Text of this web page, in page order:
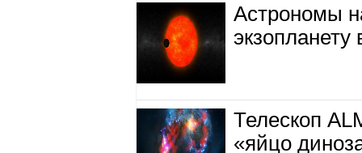
Астрономы
экзопланету
Телескоп
«яйцо